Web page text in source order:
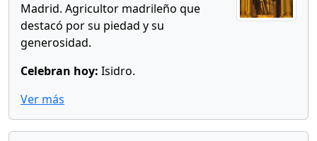
Madrid. Agricultor madrileño que
destacó por su piedad y su
generosidad.
Celebran hoy: Isidro.
Ver más